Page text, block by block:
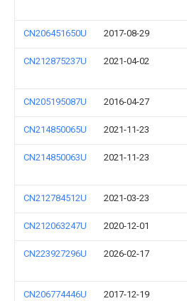
CN206451650U 2017-08-29
CN212875237U 2021-04-02
CN205195087U 2016-04-27
CN214850065U 2021-11-23
CN214850063U 2021-11-23
CN212784512U 2021-03-23
CN212063247U 2020-12-01
CN223927296U 2026-02-17
CN206774446U 2017-12-19